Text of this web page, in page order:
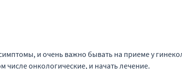
и очень важно бывать на приеме у
числе онкологические, и начать лечение.